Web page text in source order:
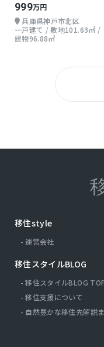
999万円
兵庫県神戸市北区
一戸建て / 敷地101.63㎡ /
建物96.88㎡
移住style
運営会社
移住スタイルBLOG
移住スタイルBLOG
移住支援について
自然豊かな移住先解説